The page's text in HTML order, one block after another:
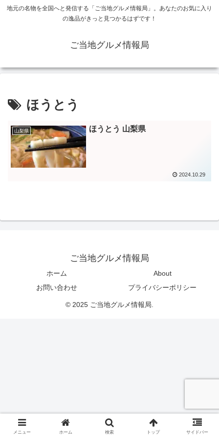
地元の名物を全国へと発信する「ご当地グルメ情報局」。あなたのお気に入り
の逸品がきっと見つかるはずです！
ご当地グルメ情報局
ほうとう
山梨県 ほうとう 山梨県
2024.10.29
ご当地グルメ情報局
ホーム
About
お問い合わせ
プライバシーポリシー
© 2025 ご当地グルメ情報局.
メニュー ホーム 検索 トップ サイドバー